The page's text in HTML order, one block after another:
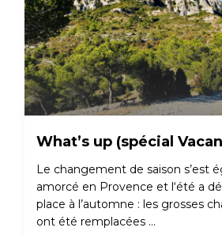
What’s up (spécial
Le changement de saison s’est
amorcé en Provence et l‘été a
place à l’automne : les grosses
ont été remplacées ...